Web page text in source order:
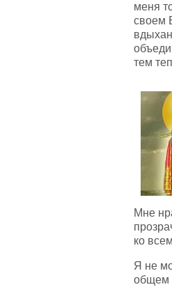
меня
своем
тем
Мне
ко
Я не
общем